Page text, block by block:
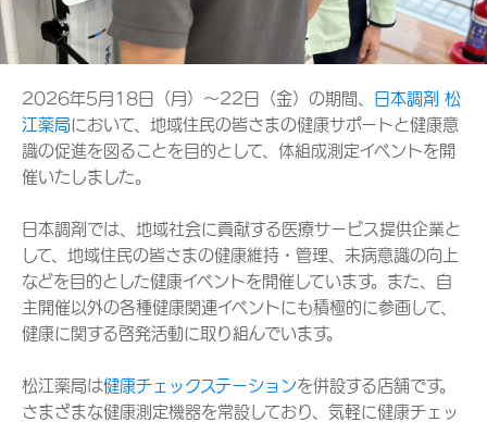
2026年5月18日（月）～22日（金）の期間、
日本調剤 松
江薬局において、地域住民の皆さまの健康サポートと健康意
識の促進を図ることを目的として、体組成測定イベントを開
催いたしました。
日本調剤では、地域社会に貢献する医療サービス提供企業と
して、地域住民の皆さまの健康維持・管理、未病意識の向上
などを目的とした健康イベントを開催しています。また、自
主開催以外の各種健康関連イベントにも積極的に参画して、
健康に関する啓発活動に取り組んでいます。
松江薬局は健康チェックステーションを併設する店舗です。
さまざまな健康測定機器を常設しており、気軽に健康チェッ